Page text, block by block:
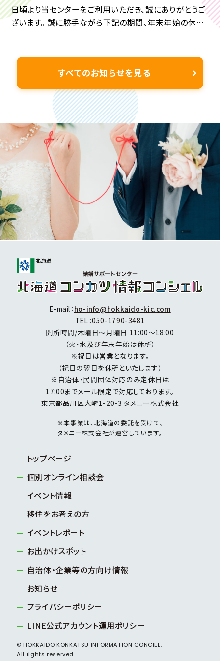
日頃より当センターをご利用いただき、誠にありがとうご
ざいます。 誠に勝手ながら下記の期間、年末年始の休業
すべてのお知らせを見る
E-mail： ho-info@hokkaido-kic.com
TEL：050-1790-3481
開所時間/木曜日～月曜日 11:00～18:00
（火・水及び年末年始は休所）
※祝日は営業となります。
（祝日の翌日を休所といたします）
※自治体・民間団体対応のみ定休日は
17:00までメール限定で対応しております。
東京都品川区大崎1-20-3 タメニー株式会社
※本事業は、北海道の委託を受けて、
タメニー株式会社が運営しています。
トップページ
個別オンライン相談会
イベント情報
移住をお考えの方
イベントレポート
お出かけスポット
自治体・企業等の方向け情報
お知らせ
プライバシーポリシー
LINE公式アカウント運用ポリシー
© HOKKAIDO KONKATSU INFORMATION CONCIEL.
All rights reserved.